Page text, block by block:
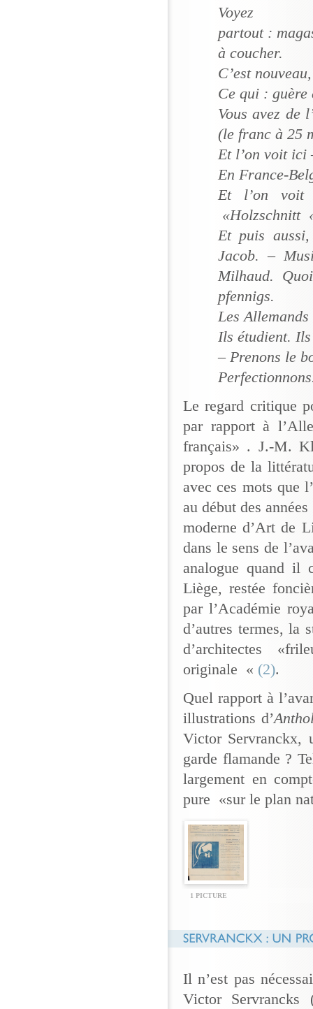
Voyez
partout :
à coucher.
C’est
Ce qui : guère
Vous avez de
(le franc à 25
Et l’on voit ici
En France-
Et l’on
«Holzschnitt
Et puis
Jacob. –
Milhaud.
pfennigs.
Les
Ils étudient.
– Prenons le
Le regard critique
par rapport à
français» . J.-M.
propos de la
avec ces mots que
au début des
moderne d’Art de
dans le sens de
analogue quand il
Liège, restée
par l’Académie
d’autres termes, la
d’architectes
originale « (2).
Quel rapport à
illustrations d’
Victor Servranckx,
garde flamande ?
largement en
pure «sur le plan
1 PICTURE
Il n’est pas
Victor Servrancks